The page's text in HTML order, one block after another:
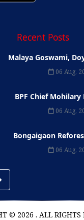
Recent Posts
Malaya Goswami,
06 Aug,
BPF Chief
06 Aug,
Bongaigaon
06 Aug,
© 2026 . ALL RIGHTS